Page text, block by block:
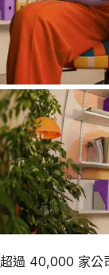
超過 40,000 家公